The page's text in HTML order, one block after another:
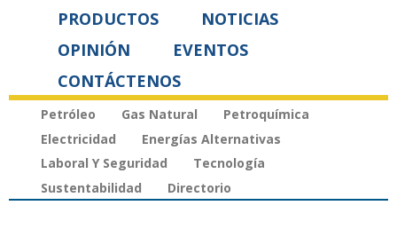
PRODUCTOS
NOTICIAS
OPINIÓN
EVENTOS
CONTÁCTENOS
Petróleo Gas Natural
Petroquímica
Electricidad
Energías Alternativas
Laboral Y Seguridad
Tecnología
Sustentabilidad
Directorio